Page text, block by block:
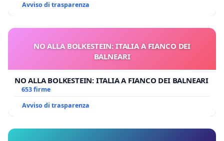
Avviso di trasparenza
NO ALLA BOLKESTEIN: ITALIA A FIANCO DEI
BALNEARI
NO ALLA BOLKESTEIN: ITALIA A FIANCO DEI BALNEARI
653 firme
Avviso di trasparenza